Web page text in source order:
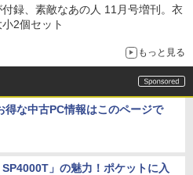
付録、素敵なあの人 11月号増刊。衣
2個セット
もっと見る
得な中古PC情報はこのページで
SP4000T」の魅力！ポケットに入